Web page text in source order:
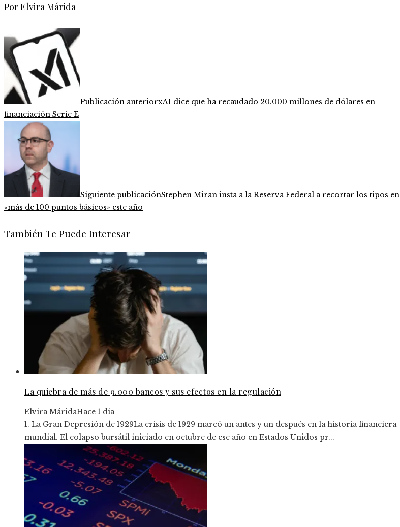
Por Elvira Márida
Publicación anteriorxAI dice que ha recaudado 20.000 millones de dólares en
financiación Serie E
Siguiente publicaciónStephen Miran insta a la Reserva Federal a recortar los tipos en
«más de 100 puntos básicos» este año
También Te Puede Interesar
La quiebra de más de 9.000 bancos y sus efectos en la regulación
Elvira MáridaHace 1 día
1. La Gran Depresión de 1929La crisis de 1929 marcó un antes y un después en la historia financiera
mundial. El colapso bursátil iniciado en octubre de ese año en Estados Unidos pr...